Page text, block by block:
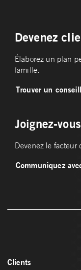
Devenez
Élaborez un plan
famille.
Trouver un
Joignez-
Devenez le facteur
Communiquez
Clients